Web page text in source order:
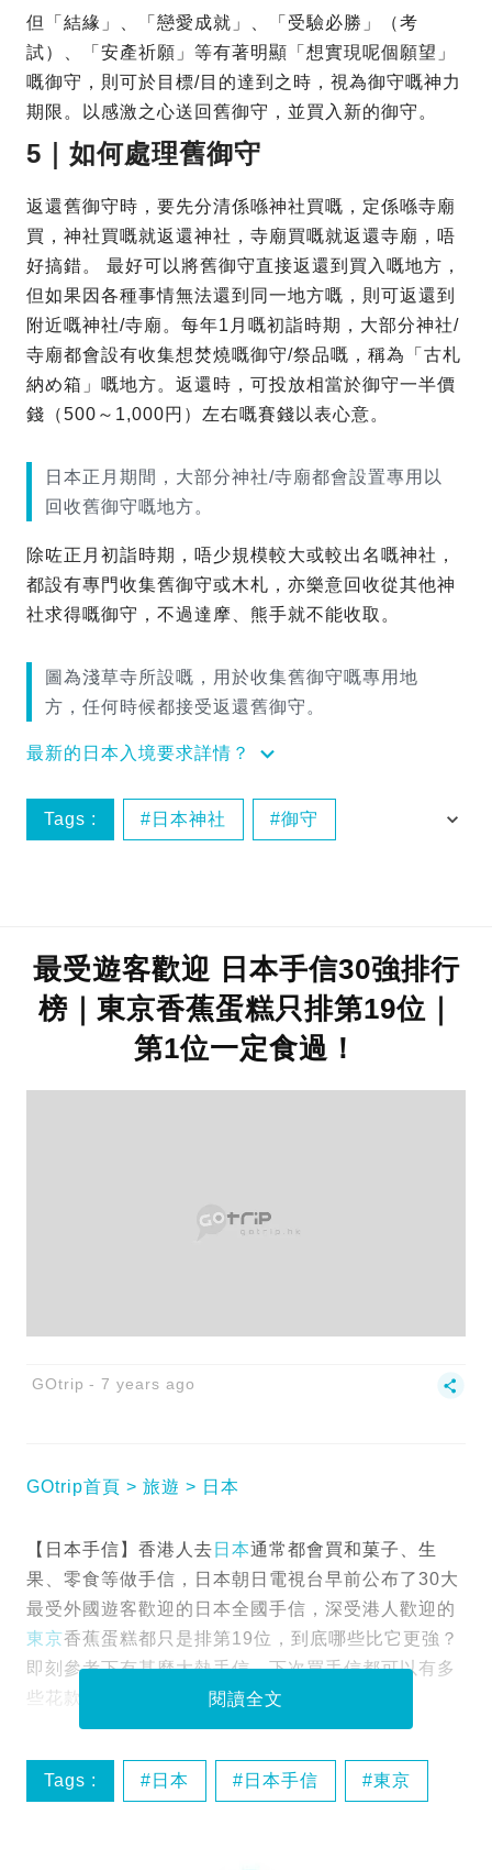
但「結緣」、「戀愛成就」、「受驗必勝」（考
試）、「安產祈願」等有著明顯「想實現呢個願望」
嘅御守，則可於目標/目的達到之時，視為御守嘅神力
期限。以感激之心送回舊御守，並買入新的御守。
5｜如何處理舊御守
返還舊御守時，要先分清係喺神社買嘅，定係喺寺廟
買，神社買嘅就返還神社，寺廟買嘅就返還寺廟，唔
好搞錯。 最好可以將舊御守直接返還到買入嘅地方，
但如果因各種事情無法還到同一地方嘅，則可返還到
附近嘅神社/寺廟。每年1月嘅初詣時期，大部分神社/
寺廟都會設有收集想焚燒嘅御守/祭品嘅，稱為「古札
納め箱」嘅地方。返還時，可投放相當於御守一半價
錢（500～1,000円）左右嘅賽錢以表心意。
日本正月期間，大部分神社/寺廟都會設置專用以
回收舊御守嘅地方。
除咗正月初詣時期，唔少規模較大或較出名嘅神社，
都設有專門收集舊御守或木札，亦樂意回收從其他神
社求得嘅御守，不過達摩、熊手就不能收取。
圖為淺草寺所設嘅，用於收集舊御守嘅專用地
方，任何時候都接受返還舊御守。
最新的日本入境要求詳情？
Tags : 日本神社 御守
最受遊客歡迎 日本手信30強排行
榜｜東京香蕉蛋糕只排第19位｜
第1位一定食過！
GOtrip 7 years ago
GOtrip首頁 旅遊 日本
【日本手信】香港人去 日本通常都會買和菓子、生
果、零食等做手信，日本朝日電視台早前公布了30大
最受外國遊客歡迎的日本全國手信，深受港人歡迎的
東京香蕉蛋糕都只是排第19位，到底哪些比它更強？
即刻參考下有甚麼大熱手信，下次買手信都可以有多
些花款和新意。
閱讀全文
Tags : 日本 日本手信 東京